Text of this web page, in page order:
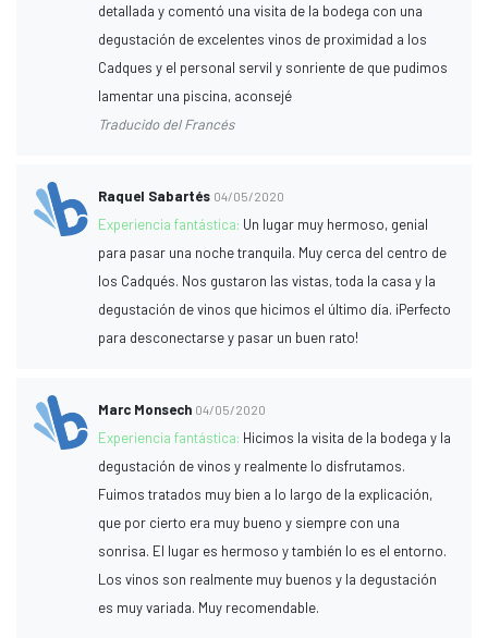
detallada y comentó una visita de la bodega con una
degustación de excelentes vinos de proximidad a los
Cadques y el personal servil y sonriente de que pudimos
lamentar una piscina, aconsejé
Traducido del Francés
Raquel Sabartés 04/05/2020
Experiencia fantástica: Un lugar muy hermoso, genial
para pasar una noche tranquila. Muy cerca del centro de
los Cadqués. Nos gustaron las vistas, toda la casa y la
degustación de vinos que hicimos el último día. ¡Perfecto
para desconectarse y pasar un buen rato!
Marc Monsech 04/05/2020
Experiencia fantástica: Hicimos la visita de la bodega y la
degustación de vinos y realmente lo disfrutamos.
Fuimos tratados muy bien a lo largo de la explicación,
que por cierto era muy bueno y siempre con una
sonrisa. El lugar es hermoso y también lo es el entorno.
Los vinos son realmente muy buenos y la degustación
es muy variada. Muy recomendable.